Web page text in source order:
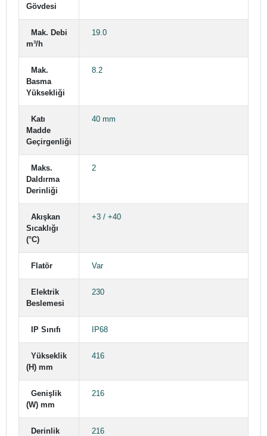
Gövdesi
Mak. Debi
m³/h
19.0
Mak.
Basma
Yüksekliği
8.2
Katı
Madde
Geçirgenliği
40 mm
Maks.
Daldırma
Derinliği
2
Akışkan
Sıcaklığı
(°C)
+3 / +40
Flatör Var
Elektrik
Beslemesi
230
IP Sınıfı IP68
Yükseklik
(H) mm
416
Genişlik
(W) mm
216
Derinlik
216